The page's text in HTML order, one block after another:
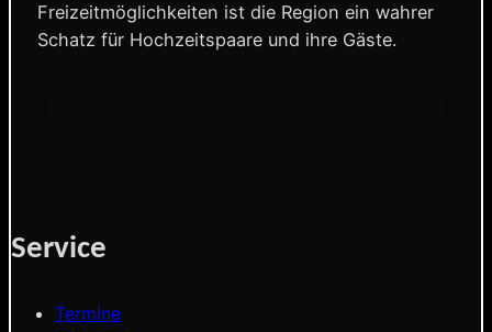
Freizeitmöglichkeiten ist die Region ein wahrer
Schatz für Hochzeitspaare und ihre Gäste.
Service
Termine